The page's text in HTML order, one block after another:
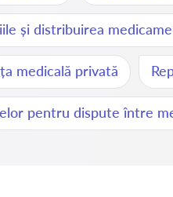
și distribuirea
medicală privată
pentru dispute între